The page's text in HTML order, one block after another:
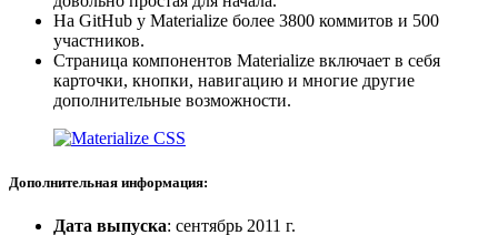
На GitHub у Materialize более 3800 коммитов и 500
участников.
Страница компонентов Materialize включает в себя
карточки, кнопки, навигацию и многие другие
дополнительные возможности.
Дополнительная информация:
Дата выпуска: сентябрь 2011 г.